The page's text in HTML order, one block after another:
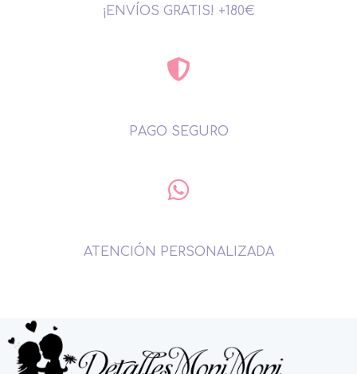
¡ENVÍOS GRATIS! +180€
PAGO SEGURO
ATENCIÓN PERSONALIZADA